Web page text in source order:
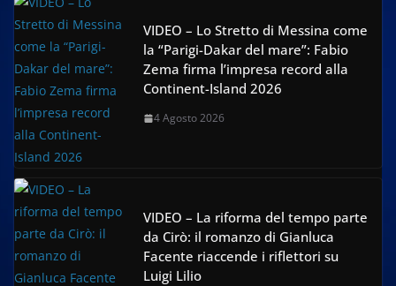
VIDEO – Lo Stretto di Messina come
la “Parigi-Dakar del mare”: Fabio
Zema firma l’impresa record alla
Continent-Island 2026
4 Agosto 2026
VIDEO – La riforma del tempo parte
da Cirò: il romanzo di Gianluca
Facente riaccende i riflettori su
Luigi Lilio